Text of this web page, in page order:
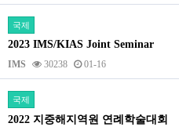
국제
2023 IMS/KIAS Joint Seminar
IMS 30238 01-16
국제
2022 지중해지역원 연례학술대회